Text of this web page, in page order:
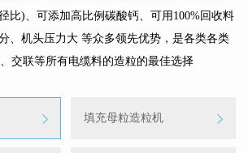
比)、可添加高比例碳酸钙、可用100%回收料
、机头压力大 等众多领先优势，是各类各类
交联等所有电缆料的造粒的最佳选择
填充母粒造粒机